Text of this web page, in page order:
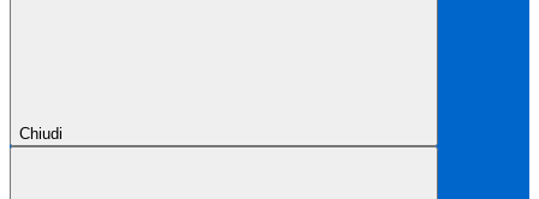
Chiudi